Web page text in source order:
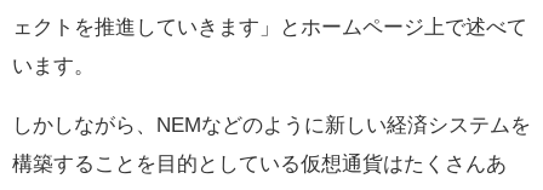
ェクトを推進していきます」とホームページ上で述べて
います。
しかしながら、NEMなどのように新しい経済システムを
構築することを目的としている仮想通貨はたくさんあ